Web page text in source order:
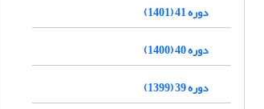
دوره 41 (1401)
دوره 40 (1400)
دوره 39 (1399)